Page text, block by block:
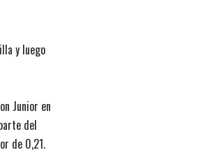
y luego
Junior en
del
de 0,21.